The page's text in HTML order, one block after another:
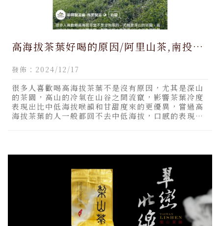
高海拔茶葉好喝的原因/阿里山茶,南投阿
林溪茶,買杉林溪茶
發佈：2024/12/17
很多人喜歡喝高海拔茶葉不是沒有原因，尤其是深山
的茶園，高山的冷氣在山谷之間流竄，影響茶葉冷度
表現出比中低海拔喉韻和甘甜度來的更優異，嘗過高
海拔茶葉的人一般都回不去中低海拔，口感的表現差